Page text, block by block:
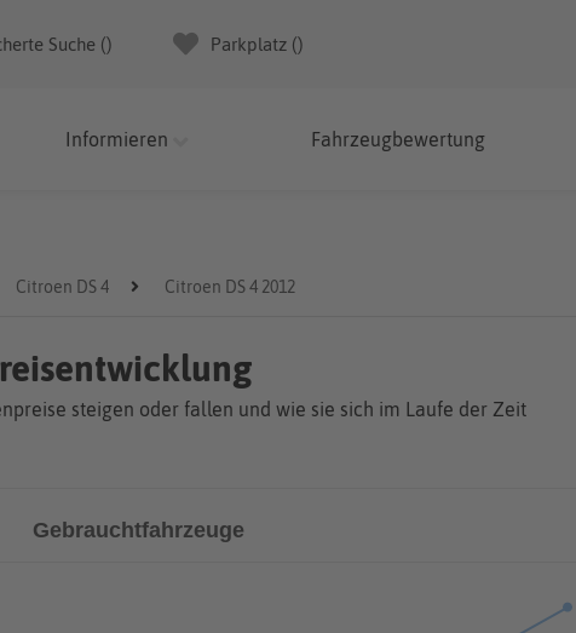
Suche () Parkplatz ()
Informieren Fahrzeugbewertung
Citroen DS 4 Citroen DS 4 2012
steigen oder fallen und wie sie sich im Laufe der Zeit
Gebrauchtfahrzeuge